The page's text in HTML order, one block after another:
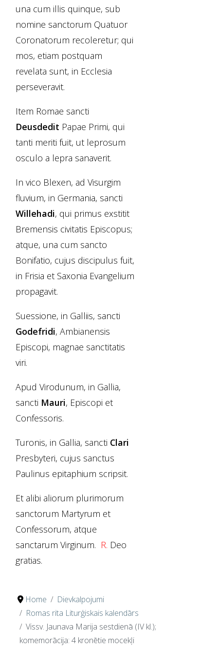
una cum illis quinque, sub
nomine sanctorum Quatuor
Coronatorum recoleretur; qui
mos, etiam postquam
revelata sunt, in Ecclesia
perseveravit.
Item Romae sancti
Deusdedit Papae Primi, qui
tanti meriti fuit, ut leprosum
osculo a lepra sanaverit.
In vico Blexen, ad Visurgim
fluvium, in Germania, sancti
Willehadi, qui primus exstitit
Bremensis civitatis Episcopus;
atque, una cum sancto
Bonifatio, cujus discipulus fuit,
in Frisia et Saxonia Evangelium
propagavit.
Suessione, in Galliis, sancti
Godefridi, Ambianensis
Episcopi, magnae sanctitatis
viri.
Apud Virodunum, in Gallia,
sancti Mauri, Episcopi et
Confessoris.
Turonis, in Gallia, sancti Clari
Presbyteri, cujus sanctus
Paulinus epitaphium scripsit.
Et alibi aliorum plurimorum
sanctorum Martyrum et
Confessorum, atque
sanctarum Virginum. R. Deo
gratias.
Home
Dievkalpojumi
Romas rita Liturģiskais kalendārs
Vissv. Jaunava Marija sestdienā (IV kl.);
komemorācija: 4 kronētie mocekļi